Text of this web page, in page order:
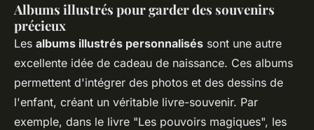
Albums illustrés pour garder des souvenirs
précieux
Les albums illustrés personnalisés sont une autre
excellente idée de cadeau de naissance. Ces albums
permettent d'intégrer des photos et des dessins de
l'enfant, créant un véritable livre-souvenir. Par
exemple, dans le livre "Les pouvoirs magiques", les